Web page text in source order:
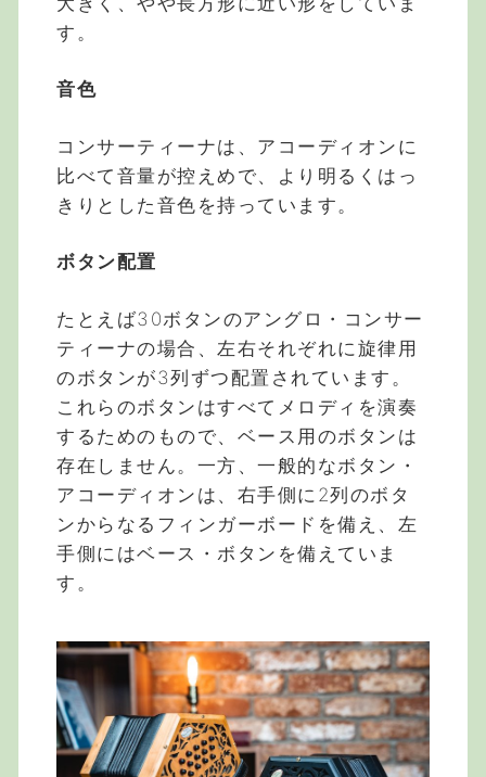
す。
音色
コンサーティーナは、アコーディオンに
比べて音量が控えめで、より明るくはっ
きりとした音色を持っています。
ボタン配置
たとえば30ボタンのアングロ・コンサー
ティーナの場合、左右それぞれに旋律用
のボタンが3列ずつ配置されています。
これらのボタンはすべてメロディを演奏
するためのもので、ベース用のボタンは
存在しません。一方、一般的なボタン・
アコーディオンは、右手側に2列のボタ
ンからなるフィンガーボードを備え、左
手側にはベース・ボタンを備えていま
す。